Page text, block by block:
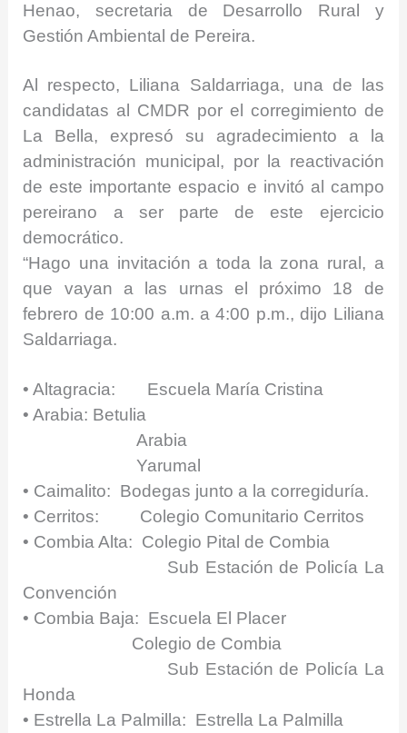
Henao, secretaria de Desarrollo Rural y
Gestión Ambiental de Pereira.
Al respecto, Liliana Saldarriaga, una de las
candidatas al CMDR por el corregimiento de
La Bella, expresó su agradecimiento a la
administración municipal, por la reactivación
de este importante espacio e invitó al campo
pereirano a ser parte de este ejercicio
democrático.
“Hago una invitación a toda la zona rural, a
que vayan a las urnas el próximo 18 de
febrero de 10:00 a.m. a 4:00 p.m., dijo Liliana
Saldarriaga.
• Altagracia: Escuela María Cristina
• Arabia: Betulia
Arabia
Yarumal
• Caimalito: Bodegas junto a la corregiduría.
• Cerritos: Colegio Comunitario Cerritos
• Combia Alta: Colegio Pital de Combia
Sub Estación de Policía La
Convención
• Combia Baja: Escuela El Placer
Colegio de Combia
Sub Estación de Policía La
Honda
• Estrella La Palmilla: Estrella La Palmilla